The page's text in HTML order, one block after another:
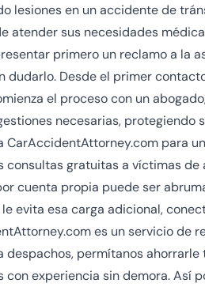
lesiones en un accidente de
atender sus necesidades
primero un reclamo a la
dudarlo. Desde el primer
el proceso con un
necesarias, protegiendo
CarAccidentAttorney.com para
consultas gratuitas a víctimas
cuenta propia puede ser
evita esa carga adicional,
es un servicio de
despachos, permítanos
con experiencia sin demora. Así